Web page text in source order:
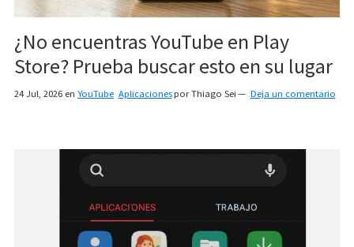
¿No encuentras YouTube en Play
Store? Prueba buscar esto en su lugar
24 Jul, 2026 en YouTube AplicacionesporThiago Sei Deja un comentario